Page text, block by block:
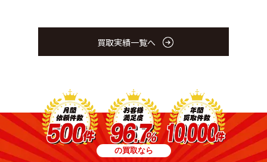
買取実績一覧へ
の買取なら